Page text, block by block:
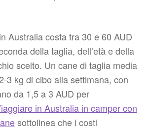
Australia costa tra 30 e 60 AUD
della taglia, dell’età e della
scelto. Un cane di taglia media
3 kg di cibo alla settimana, con
da 1,5 a 3 AUD per
in Australia in camper con
sottolinea che i costi